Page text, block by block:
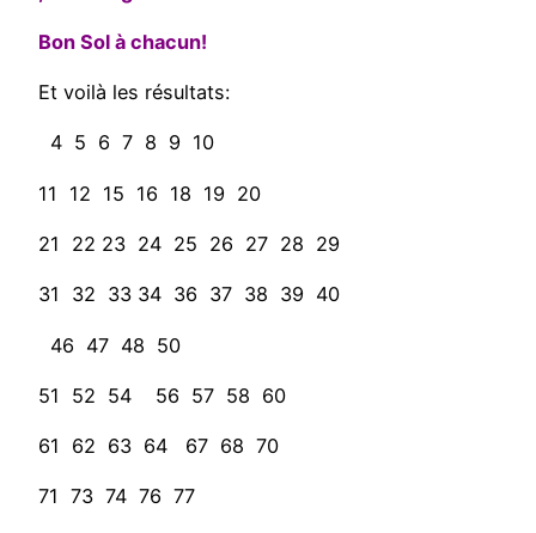
Bon Sol à chacun!
Et voilà les résultats:
4 5 6 7 8 9 10
11 12 15 16 18 19 20
21 22 23 24 25 26 27 28 29
31 32 33 34 36 37 38 39 40
46 47 48 50
51 52 54 56 57 58 60
61 62 63 64 67 68 70
71 73 74 76 77